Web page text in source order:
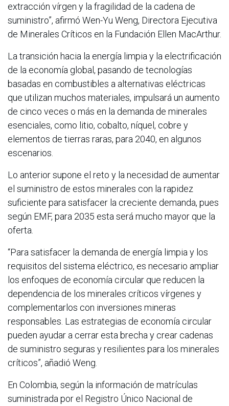
extracción vírgen y la fragilidad de la cadena de
suministro”, afirmó Wen-Yu Weng, Directora Ejecutiva
de Minerales Críticos en la Fundación Ellen MacArthur.
La transición hacia la energía limpia y la electrificación
de la economía global, pasando de tecnologías
basadas en combustibles a alternativas eléctricas
que utilizan muchos materiales, impulsará un aumento
de cinco veces o más en la demanda de minerales
esenciales, como litio, cobalto, níquel, cobre y
elementos de tierras raras, para 2040, en algunos
escenarios.
Lo anterior supone el reto y la necesidad de aumentar
el suministro de estos minerales con la rapidez
suficiente para satisfacer la creciente demanda, pues
según EMF, para 2035 esta será mucho mayor que la
oferta.
“Para satisfacer la demanda de energía limpia y los
requisitos del sistema eléctrico, es necesario ampliar
los enfoques de economía circular que reducen la
dependencia de los minerales críticos vírgenes y
complementarlos con inversiones mineras
responsables. Las estrategias de economía circular
pueden ayudar a cerrar esta brecha y crear cadenas
de suministro seguras y resilientes para los minerales
críticos”, añadió Weng.
En Colombia, según la información de matrículas
suministrada por el Registro Único Nacional de